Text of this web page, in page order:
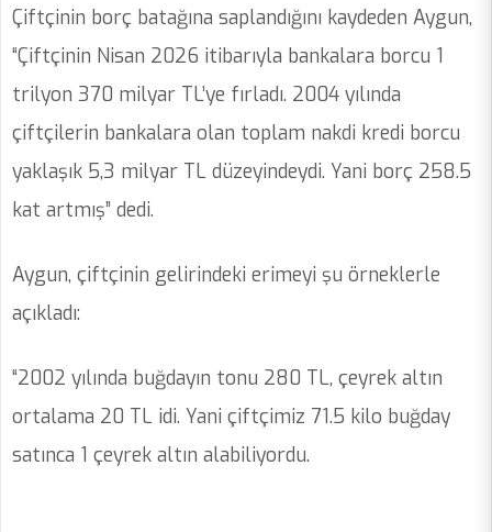
Çiftçinin borç batağına saplandığını kaydeden Aygun,
“Çiftçinin Nisan 2026 itibarıyla bankalara borcu 1
trilyon 370 milyar TL’ye fırladı. 2004 yılında
çiftçilerin bankalara olan toplam nakdi kredi borcu
yaklaşık 5,3 milyar TL düzeyindeydi. Yani borç 258.5
kat artmış” dedi.
Aygun, çiftçinin gelirindeki erimeyi şu örneklerle
açıkladı:
“2002 yılında buğdayın tonu 280 TL, çeyrek altın
ortalama 20 TL idi. Yani çiftçimiz 71.5 kilo buğday
satınca 1 çeyrek altın alabiliyordu.